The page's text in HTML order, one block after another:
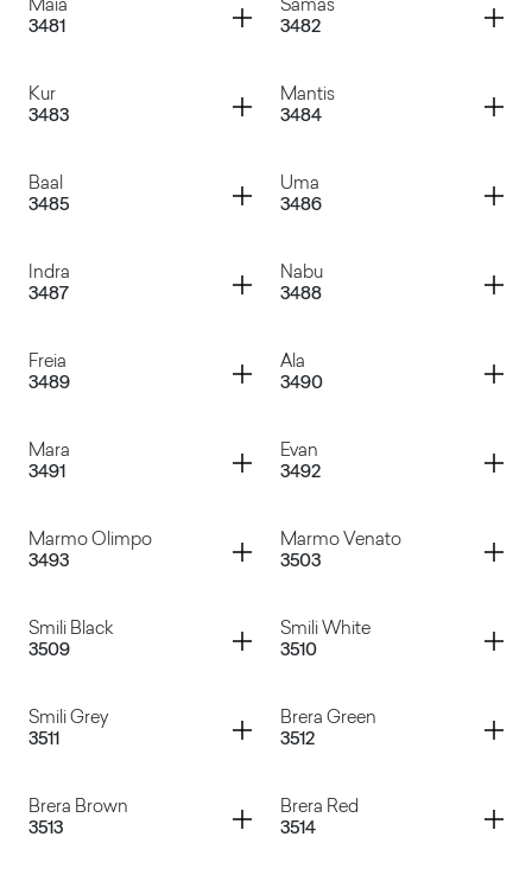
Maia
3481
Container
Samas
3482
Container
Kur
3483
Container
Mantis
3484
Container
Baal
3485
Container
Uma
3486
Container
Indra
3487
Container
Nabu
3488
Container
Freia
3489
Container
Ala
3490
Container
Mara
3491
Container
Evan
3492
Container
Marmo Olimpo
3493
Container
Marmo Venato
3503
Container
Smili Black
3509
Container
Smili White
3510
Container
Smili Grey
3511
Container
Brera Green
3512
Container
Brera Brown
3513
Container
Brera Red
3514
Container